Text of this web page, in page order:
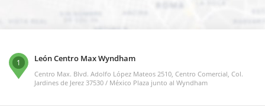
1 León Centro Max Wyndham
Centro Max. Blvd. Adolfo López Mateos 2510, Centro Comercial, Col.
Jardines de Jerez 37530 / México Plaza junto al Wyndham